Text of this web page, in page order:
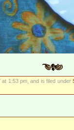
at 1:53 pm, and is filed under